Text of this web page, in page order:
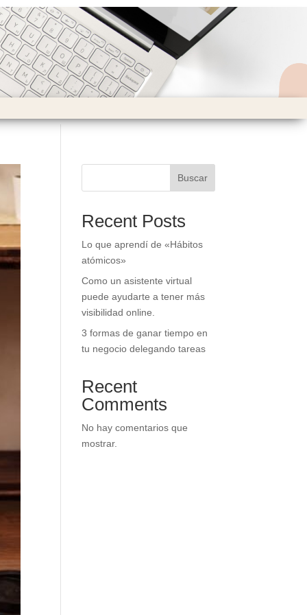
Buscar
Recent Posts
Lo que aprendí de «Hábitos
atómicos»
Como un asistente virtual
puede ayudarte a tener más
visibilidad online.
3 formas de ganar tiempo en
tu negocio delegando tareas
Recent
Comments
No hay comentarios que
mostrar.